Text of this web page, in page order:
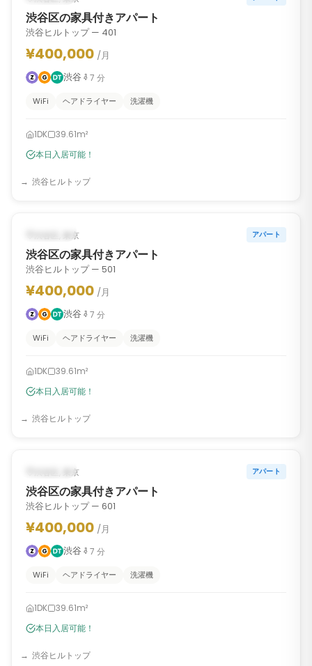
渋谷区の家具付きアパート
渋谷ヒルトップ — 401
¥400,000 /月
渋谷
7 分
WiFi ヘアドライヤー 洗濯機
1DK
39.61m²
本日入居可能！
渋谷ヒルトップ
入居可能
渋谷区, 東京 アパート
渋谷区の家具付きアパート
渋谷ヒルトップ — 501
¥400,000 /月
渋谷
7 分
WiFi ヘアドライヤー 洗濯機
1DK
39.61m²
本日入居可能！
渋谷ヒルトップ
入居可能
渋谷区, 東京 アパート
渋谷区の家具付きアパート
渋谷ヒルトップ — 601
¥400,000 /月
渋谷
7 分
WiFi ヘアドライヤー 洗濯機
1DK
39.61m²
本日入居可能！
渋谷ヒルトップ